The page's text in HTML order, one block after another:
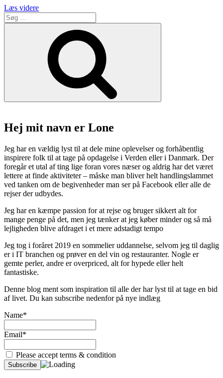
Læs videre“Mahalle
Prisvenligt,
vegetarisk
libanesisk”
Søg
efter:
Hej mit navn er Lone
Jeg har en vældig lyst til at dele mine oplevelser og forhåbentlig
inspirere folk til at tage på opdagelse i Verden eller i Danmark. Der
foregår et utal af ting lige foran vores næser og aldrig har det været
lettere at finde aktiviteter – måske man bliver helt handlingslammet
ved tanken om de begivenheder man ser på Facebook eller alle de
rejser der udbydes.
Jeg har en kæmpe passion for at rejse og bruger sikkert alt for
mange penge på det, men jeg tænker at jeg køber minder og så må
lejligheden blive afdraget i et mere adstadigt tempo
Jeg tog i foråret 2019 en sommelier uddannelse, selvom jeg til daglig
er i IT branchen og prøver en del vin og restauranter. Nogle er
gemte perler, andre er overpriced, alt for hypede eller helt
fantastiske.
Denne blog ment som inspiration til alle der har lyst til at tage en bid
af livet. Du kan subscribe nedenfor på nye indlæg
Name*
Email*
Please accept terms & condition